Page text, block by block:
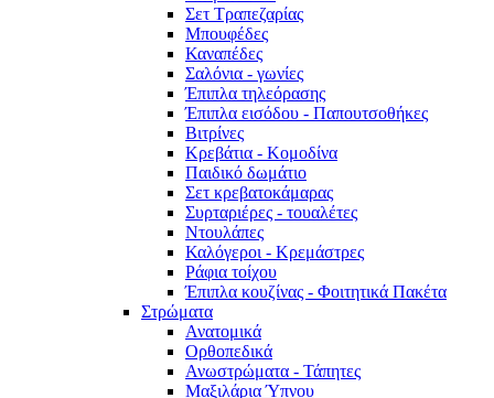
Σετ Τραπεζαρίας
Μπουφέδες
Καναπέδες
Σαλόνια - γωνίες
Έπιπλα τηλεόρασης
Έπιπλα εισόδου - Παπουτσοθήκες
Βιτρίνες
Κρεβάτια - Κομοδίνα
Παιδικό δωμάτιο
Σετ κρεβατοκάμαρας
Συρταριέρες - τουαλέτες
Ντουλάπες
Καλόγεροι - Κρεμάστρες
Ράφια τοίχου
Έπιπλα κουζίνας - Φοιτητικά Πακέτα
Στρώματα
Ανατομικά
Ορθοπεδικά
Ανωστρώματα - Τάπητες
Μαξιλάρια Ύπνου